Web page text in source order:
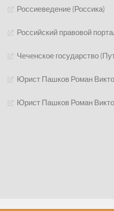
Россиеведение (Россика)
Российский правовой
Чеченское государство
Юрист Пашков Роман
Юрист Пашков Роман